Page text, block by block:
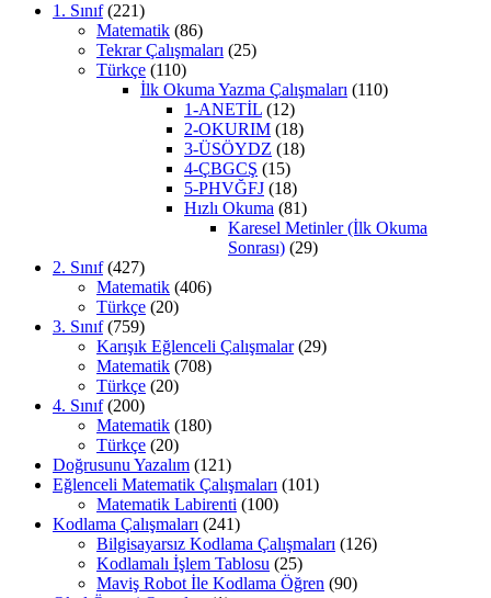
1. Sınıf(221)
Matematik (86)
Tekrar Çalışmaları (25)
Türkçe (110)
İlk Okuma Yazma Çalışmaları (110)
1-ANETİL (12)
2-OKURIM (18)
3-ÜSÖYDZ (18)
4-ÇBGCŞ (15)
5-PHVĞFJ (18)
Hızlı Okuma (81)
Karesel Metinler (İlk Okuma
Sonrası) (29)
2. Sınıf(427)
Matematik (406)
Türkçe (20)
3. Sınıf(759)
Karışık Eğlenceli Çalışmalar(29)
Matematik (708)
Türkçe (20)
4. Sınıf(200)
Matematik (180)
Türkçe (20)
Doğrusunu Yazalım (121)
Eğlenceli Matematik Çalışmaları (101)
Matematik Labirenti (100)
Kodlama Çalışmaları (241)
Bilgisayarsız Kodlama Çalışmaları (126)
Kodlamalı İşlem Tablosu (25)
Maviş Robot İle Kodlama Öğren (90)